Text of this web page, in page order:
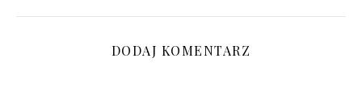
DODAJ KOMENTARZ